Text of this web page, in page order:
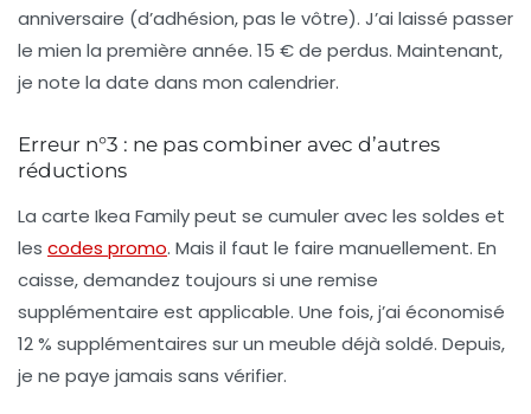
anniversaire (d’adhésion, pas le vôtre). J’ai laissé passer
le mien la première année. 15 € de perdus. Maintenant,
je note la date dans mon calendrier.
Erreur n°3 : ne pas combiner avec d’autres
réductions
La carte Ikea Family peut se cumuler avec les soldes et
les codes promo. Mais il faut le faire manuellement. En
caisse, demandez toujours si une remise
supplémentaire est applicable. Une fois, j’ai économisé
12 % supplémentaires sur un meuble déjà soldé. Depuis,
je ne paye jamais sans vérifier.